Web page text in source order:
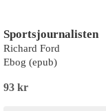
Sportsjournalisten
Richard Ford
Ebog (epub)
93 kr